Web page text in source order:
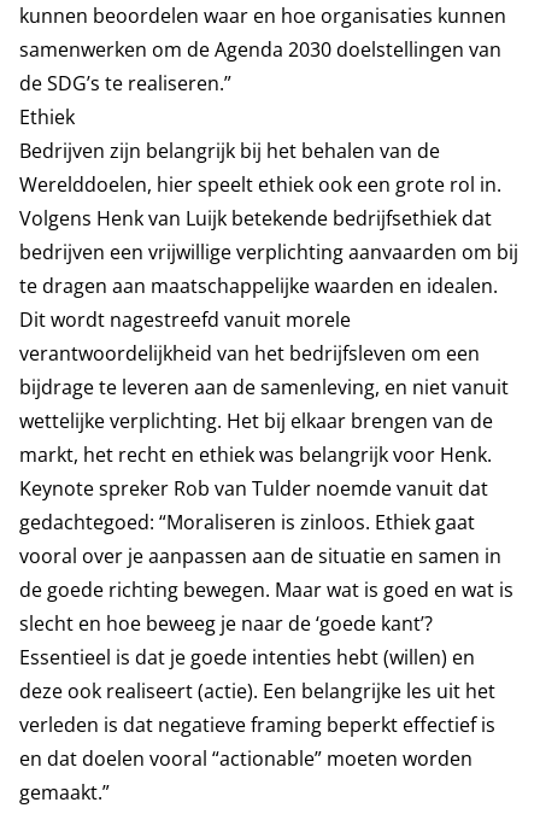
kunnen beoordelen waar en hoe organisaties kunnen
samenwerken om de Agenda 2030 doelstellingen van
de SDG’s te realiseren.”
Ethiek
Bedrijven zijn belangrijk bij het behalen van de
Werelddoelen, hier speelt ethiek ook een grote rol in.
Volgens Henk van Luijk betekende bedrijfsethiek dat
bedrijven een vrijwillige verplichting aanvaarden om bij
te dragen aan maatschappelijke waarden en idealen.
Dit wordt nagestreefd vanuit morele
verantwoordelijkheid van het bedrijfsleven om een
bijdrage te leveren aan de samenleving, en niet vanuit
wettelijke verplichting. Het bij elkaar brengen van de
markt, het recht en ethiek was belangrijk voor Henk.
Keynote spreker Rob van Tulder noemde vanuit dat
gedachtegoed: “Moraliseren is zinloos. Ethiek gaat
vooral over je aanpassen aan de situatie en samen in
de goede richting bewegen. Maar wat is goed en wat is
slecht en hoe beweeg je naar de ‘goede kant’?
Essentieel is dat je goede intenties hebt (willen) en
deze ook realiseert (actie). Een belangrijke les uit het
verleden is dat negatieve framing beperkt effectief is
en dat doelen vooral “actionable” moeten worden
gemaakt.”